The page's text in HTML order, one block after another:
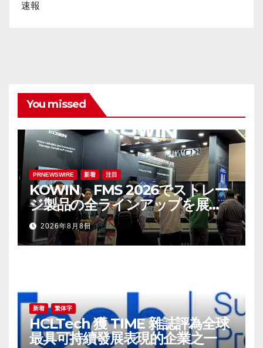
速報
You missed
PRNEWSWIRE 新着 注目
KOWIN、FMS 2026でストレー
ジ製品の全ラインアップを展
示：高性能ストレージ製品がAI分
野の革新を牽引
2026年8月8日
新着 繁体字
HCLTech 獲 TIME 雜誌評為全球
最具可持續發展表現的企業之一